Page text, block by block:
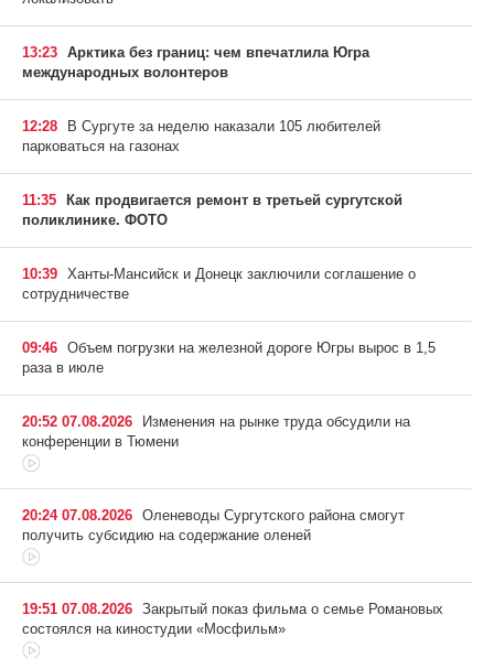
13:23 Арктика без границ: чем впечатлила Югра
международных волонтеров
12:28
В Сургуте за неделю наказали 105 любителей
парковаться на газонах
11:35
Как продвигается ремонт в третьей сургутской
поликлинике. ФОТО
10:39 Ханты-Мансийск и Донецк заключили соглашение о
сотрудничестве
09:46 Объем погрузки на железной дороге Югры вырос в 1,5
раза в июле
20:52 07.08.2026
Изменения на рынке труда обсудили на
конференции в Тюмени
20:24 07.08.2026 Оленеводы Сургутского района смогут
получить субсидию на содержание оленей
19:51 07.08.2026 Закрытый показ фильма о семье Романовых
состоялся на киностудии «Мосфильм»